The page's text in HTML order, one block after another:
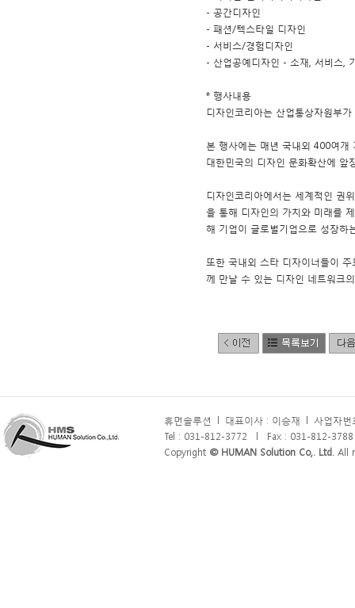
- 공간디자인
- 패션/텍스타일 디자인
- 서비스/경험디자인
- 산업공예디자인 - 소재, 서비스,
* 행사내용
디자인코리아는 산업통상자원부
본 행사에는 매년 국내외 400여개
대한민국의 디자인 문화확산에 앞
디자인코리아에서는 세계적인 권
을 통해 디자인의 가치와 미래를
해 기업이 글로벌기업으로 성장하
또한 국내외 스타 디자이너들이
께 만날 수 있는 디자인 네트워크
휴먼솔루션 대표이사 : 이승재
사업자
Tel : 031-812-3772
Fax : 031-812-3788
Copyright © HUMAN Solution Co,. Ltd. All